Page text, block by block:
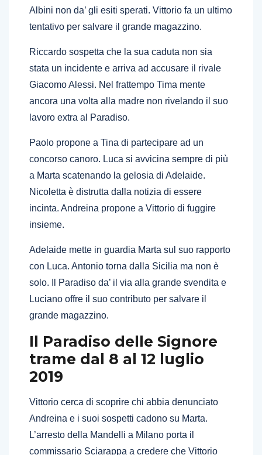
Albini non da’ gli esiti sperati. Vittorio fa un ultimo
tentativo per salvare il grande magazzino.
Riccardo sospetta che la sua caduta non sia
stata un incidente e arriva ad accusare il rivale
Giacomo Alessi. Nel frattempo Tima mente
ancora una volta alla madre non rivelando il suo
lavoro extra al Paradiso.
Paolo propone a Tina di partecipare ad un
concorso canoro. Luca si avvicina sempre di più
a Marta scatenando la gelosia di Adelaide.
Nicoletta è distrutta dalla notizia di essere
incinta. Andreina propone a Vittorio di fuggire
insieme.
Adelaide mette in guardia Marta sul suo rapporto
con Luca. Antonio torna dalla Sicilia ma non è
solo. Il Paradiso da’ il via alla grande svendita e
Luciano offre il suo contributo per salvare il
grande magazzino.
Il Paradiso delle Signore
trame dal 8 al 12 luglio
2019
Vittorio cerca di scoprire chi abbia denunciato
Andreina e i suoi sospetti cadono su Marta.
L’arresto della Mandelli a Milano porta il
commissario Sciarappa a credere che Vittorio